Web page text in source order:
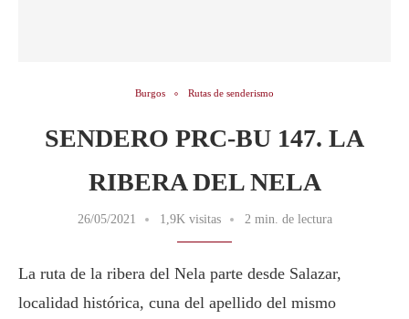
Burgos Rutas de senderismo
SENDERO PRC-BU 147. LA
RIBERA DEL NELA
26/05/2021 1,9K visitas 2 min. de lectura
La ruta de la ribera del Nela parte desde Salazar,
localidad histórica, cuna del apellido del mismo